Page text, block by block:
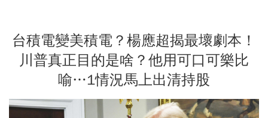
台積電變美積電？楊應超揭最壞劇本！
川普真正目的是啥？他用可口可樂比
喻…1情況馬上出清持股